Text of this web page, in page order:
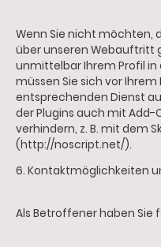
Wenn Sie nicht möchten,
über unseren Webauftritt
unmittelbar Ihrem Profil in
müssen Sie sich vor
entsprechenden Dienst
der Plugins auch mit Add-
verhindern, z. B. mit dem
(http://noscript.net/).
6. Kontaktmöglichkeiten
Als Betroffener haben Sie